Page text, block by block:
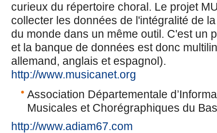
curieux du répertoire choral. Le projet
collecter les données de l'intégralité de
du monde dans un même outil. C'est un
et la banque de données est donc
allemand, anglais et espagnol).
http://www.musicanet.org
Association Départementale
Musicales et Chorégraphiques du
http://www.adiam67.com